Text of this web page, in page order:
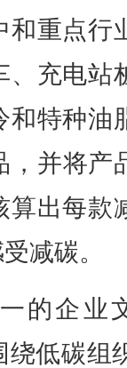
和重点行
、充电站
和特种油
，并将产
算出每款
减碳。
的企业
绕低碳组